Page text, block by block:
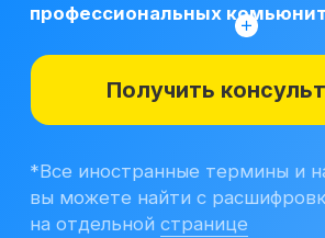
*Все иностранные термины и названия
вы можете найти с расшифровкой